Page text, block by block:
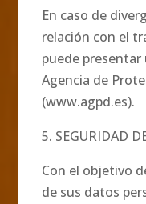
En caso de
relación con el
puede
Agencia de
(www.agpd.es).
5. SEGURIDAD
Con el objetivo
de sus datos